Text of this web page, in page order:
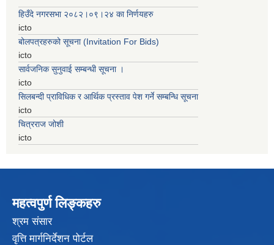
हिउँदे नगरसभा २०८२।०९।२४ का निर्णयहरु
icto
बोलपत्रहरुको सूचना (Invitation For Bids)
icto
सार्वजनिक सुनुवाई सम्बन्धी सूचना ।
icto
सिलबन्दी प्राविधिक र आर्थिक प्रस्ताव पेश गर्ने सम्बन्धि सूचना
icto
चित्रराज जोशी
icto
महत्वपुर्ण लिङ्कहरु
श्रम संसार
वृत्ति मार्गनिर्देशन पोर्टल